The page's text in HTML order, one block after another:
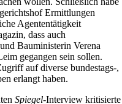
Ermittlungen
Agententätigkeit
dass auch
Bauministerin Verena
gegangen sein sollen.
auf diverse bundestags-,
erlangt haben.
Spiegel-Interview kritisierte